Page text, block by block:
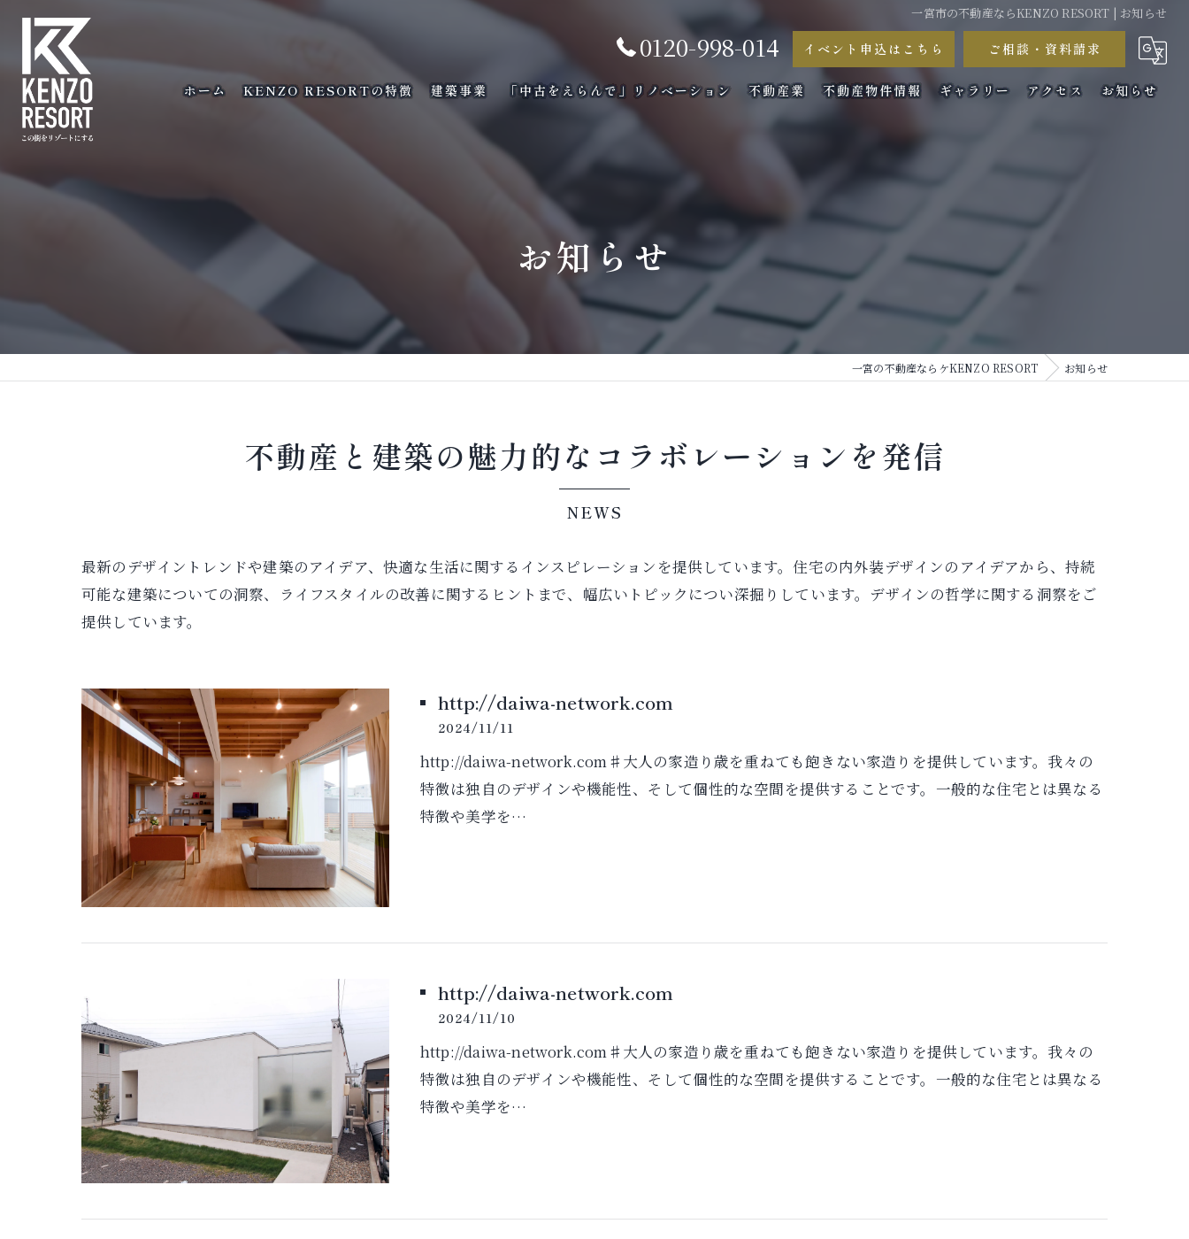
一宮市の不動産ならKENZO RESORT | お知らせ
0120-998-014 イベント申込はこちら ご相談・資料請求
ホーム KENZO RESORTの特徴 建築事業 「中古をえらんで」リノべーション 不動産業 不動産物件情報 ギャラリー アクセス お知らせ
お知らせ
一宮の不動産ならケKENZO RESORT お知らせ
不動産と建築の魅力的なコラボレーションを発信
NEWS
最新のデザイントレンドや建築のアイデア、快適な生活に関するインスピレーションを提供しています。住宅の内外装デザインのアイデアから、持続
可能な建築についての洞察、ライフスタイルの改善に関するヒントまで、幅広いトピックについ深掘りしています。デザインの哲学に関する洞察をご
提供しています。
http://daiwa-network.com
2024/11/11
http://daiwa-network.com♯大人の家造り歳を重ねても飽きない家造りを提供しています。我々の
特徴は独自のデザインや機能性、そして個性的な空間を提供することです。一般的な住宅とは異なる
特徴や美学を…
http://daiwa-network.com
2024/11/10
http://daiwa-network.com♯大人の家造り歳を重ねても飽きない家造りを提供しています。我々の
特徴は独自のデザインや機能性、そして個性的な空間を提供することです。一般的な住宅とは異なる
特徴や美学を…